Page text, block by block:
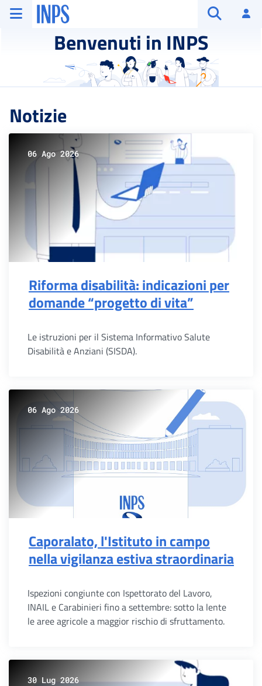
Vai al menu principale
Vai al contenuto principale
Vai al pie' di pagina
INPS ()
Benvenuti in INPS
Notizie
06 Ago 2026
Riforma disabilità: indicazioni per
domande “progetto di vita”
Le istruzioni per il Sistema Informativo Salute
Disabilità e Anziani (SISDA).
06 Ago 2026
Caporalato, l'Istituto in campo
nella vigilanza estiva straordinaria
Ispezioni congiunte con Ispettorato del Lavoro,
INAIL e Carabinieri fino a settembre: sotto la lente
le aree agricole a maggior rischio di sfruttamento.
30 Lug 2026